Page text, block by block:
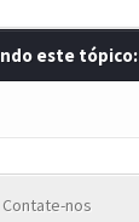
este tópico:
Contate-nos